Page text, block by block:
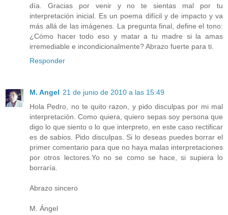
día. Gracias por venir y no te sientas mal por tu
interpretación inicial. Es un poema difícil y de impacto y va
más allá de las imágenes. La pregunta final, define el tono:
¿Cómo hacer todo eso y matar a tu madre si la amas
irremediable e incondicionalmente? Abrazo fuerte para ti.
Responder
M. Angel 21 de junio de 2010 a las 15:49
Hola Pedro, no te quito razon, y pido disculpas por mi mal
interpretación. Como quiera, quiero sepas soy persona que
digo lo que siento o lo que interpreto, en este caso rectificar
es de sabios. Pido disculpas. Si lo deseas puedes borrar el
primer comentario para que no haya malas interpretaciones
por otros lectores.Yo no se como se hace, si supiera lo
borraría.
Abrazo sincero
M. Ángel